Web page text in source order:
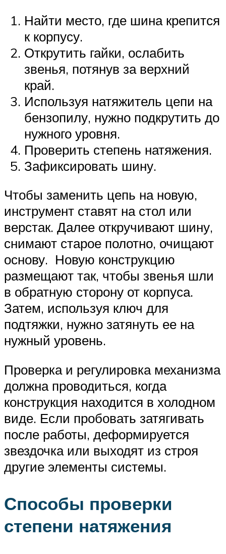
Найти место, где шина крепится
к корпусу.
Открутить гайки, ослабить
звенья, потянув за верхний
край.
Используя натяжитель цепи на
бензопилу, нужно подкрутить до
нужного уровня.
Проверить степень натяжения.
Зафиксировать шину.
Чтобы заменить цепь на новую,
инструмент ставят на стол или
верстак. Далее откручивают шину,
снимают старое полотно, очищают
основу. Новую конструкцию
размещают так, чтобы звенья шли
в обратную сторону от корпуса.
Затем, используя ключ для
подтяжки, нужно затянуть ее на
нужный уровень.
Проверка и регулировка механизма
должна проводиться, когда
конструкция находится в холодном
виде. Если пробовать затягивать
после работы, деформируется
звездочка или выходят из строя
другие элементы системы.
Способы проверки
степени натяжения